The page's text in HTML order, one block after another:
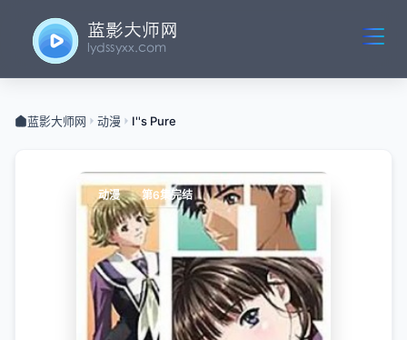
蓝影大师网 动漫 I''s Pure
动漫 第6集完结